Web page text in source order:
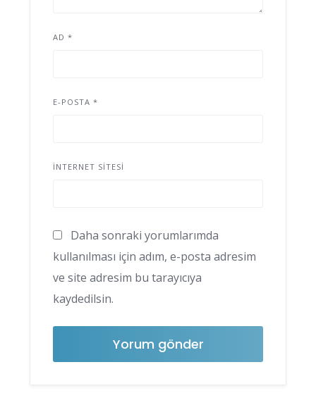
AD *
E-POSTA *
İNTERNET SITESI
Daha sonraki yorumlarımda
kullanılması için adım, e-posta adresim
ve site adresim bu tarayıcıya
kaydedilsin.